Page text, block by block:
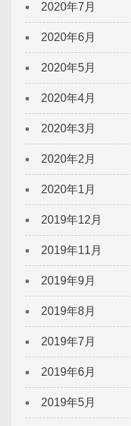
2020年7月
2020年6月
2020年5月
2020年4月
2020年3月
2020年2月
2020年1月
2019年12月
2019年11月
2019年9月
2019年8月
2019年7月
2019年6月
2019年5月